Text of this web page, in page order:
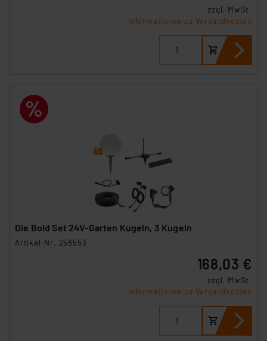
zzgl. MwSt.
Informationen zu Versandkosten
Die Bold Set 24V-Garten Kugeln, 3 Kugeln
Artikel-Nr. 258553
168,03 €
zzgl. MwSt.
Informationen zu Versandkosten